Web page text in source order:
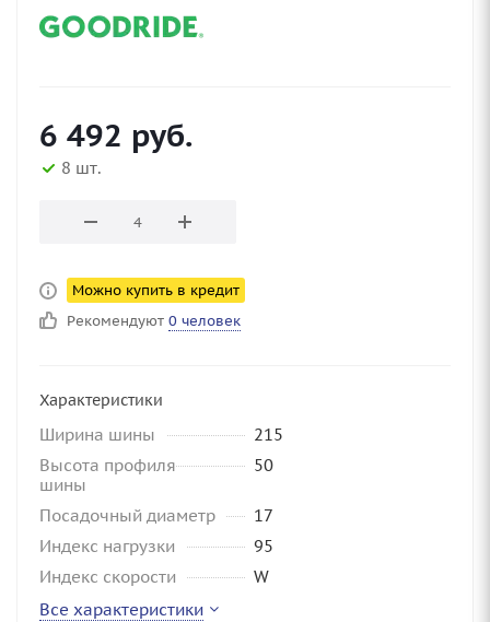
6 492 руб.
8 шт.
Можно купить в кредит
Рекомендуют 0 человек
Характеристики
Ширина шины
215
Высота профиля
шины
50
Посадочный диаметр
17
Индекс нагрузки
95
Индекс скорости
W
Все характеристики